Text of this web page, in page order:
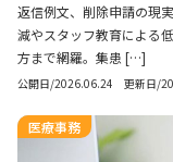
返信例文、削除申請の現
減やスタッフ教育による
方まで網羅。集患 […]
公開日/2026.06.24 更新日/
医療事務